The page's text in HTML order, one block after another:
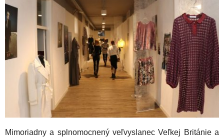
Mimoriadny a splnomocnený veľvyslanec Veľkej Británie a